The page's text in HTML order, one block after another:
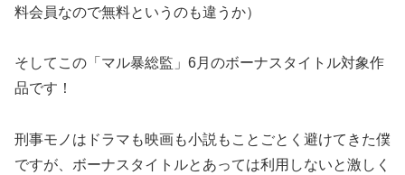
料会員なので無料というのも違うか）
そしてこの「マル暴総監」6月のボーナスタイトル対象作
品です！
刑事モノはドラマも映画も小説もことごとく避けてきた僕
ですが、ボーナスタイトルとあっては利用しないと激しく